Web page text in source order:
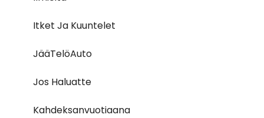
Itket Ja Kuuntelet
JääTelöAuto
Jos Haluatte
Kahdeksanvuotiaana